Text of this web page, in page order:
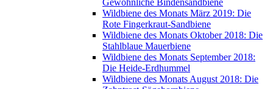
Gewöhnliche Bindensandbiene
Wildbiene des Monats März 2019: Die
Rote Fingerkraut-Sandbiene
Wildbiene des Monats Oktober 2018: Die
Stahlblaue Mauerbiene
Wildbiene des Monats September 2018:
Die Heide-Erdhummel
Wildbiene des Monats August 2018: Die